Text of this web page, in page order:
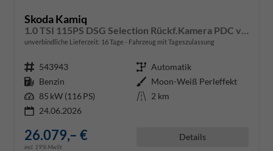
Skoda Kamiq
unverbindliche Lieferzeit: 16 Tage Fahrzeug mit Tageszulassung
Fahrzeugnr. 543943 Getriebe Automatik
Kraftstoff Benzin Außenfarbe Moon-Weiß Perleffekt
Leistung 85 kW (116 PS) Kilometerstand 2 km
24.06.2026
26.079,– €
incl. 19% MwSt.
Details